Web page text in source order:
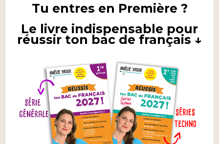
Tu entres en Première ?
Le livre indispensable pour
réussir ton bac de français ↓